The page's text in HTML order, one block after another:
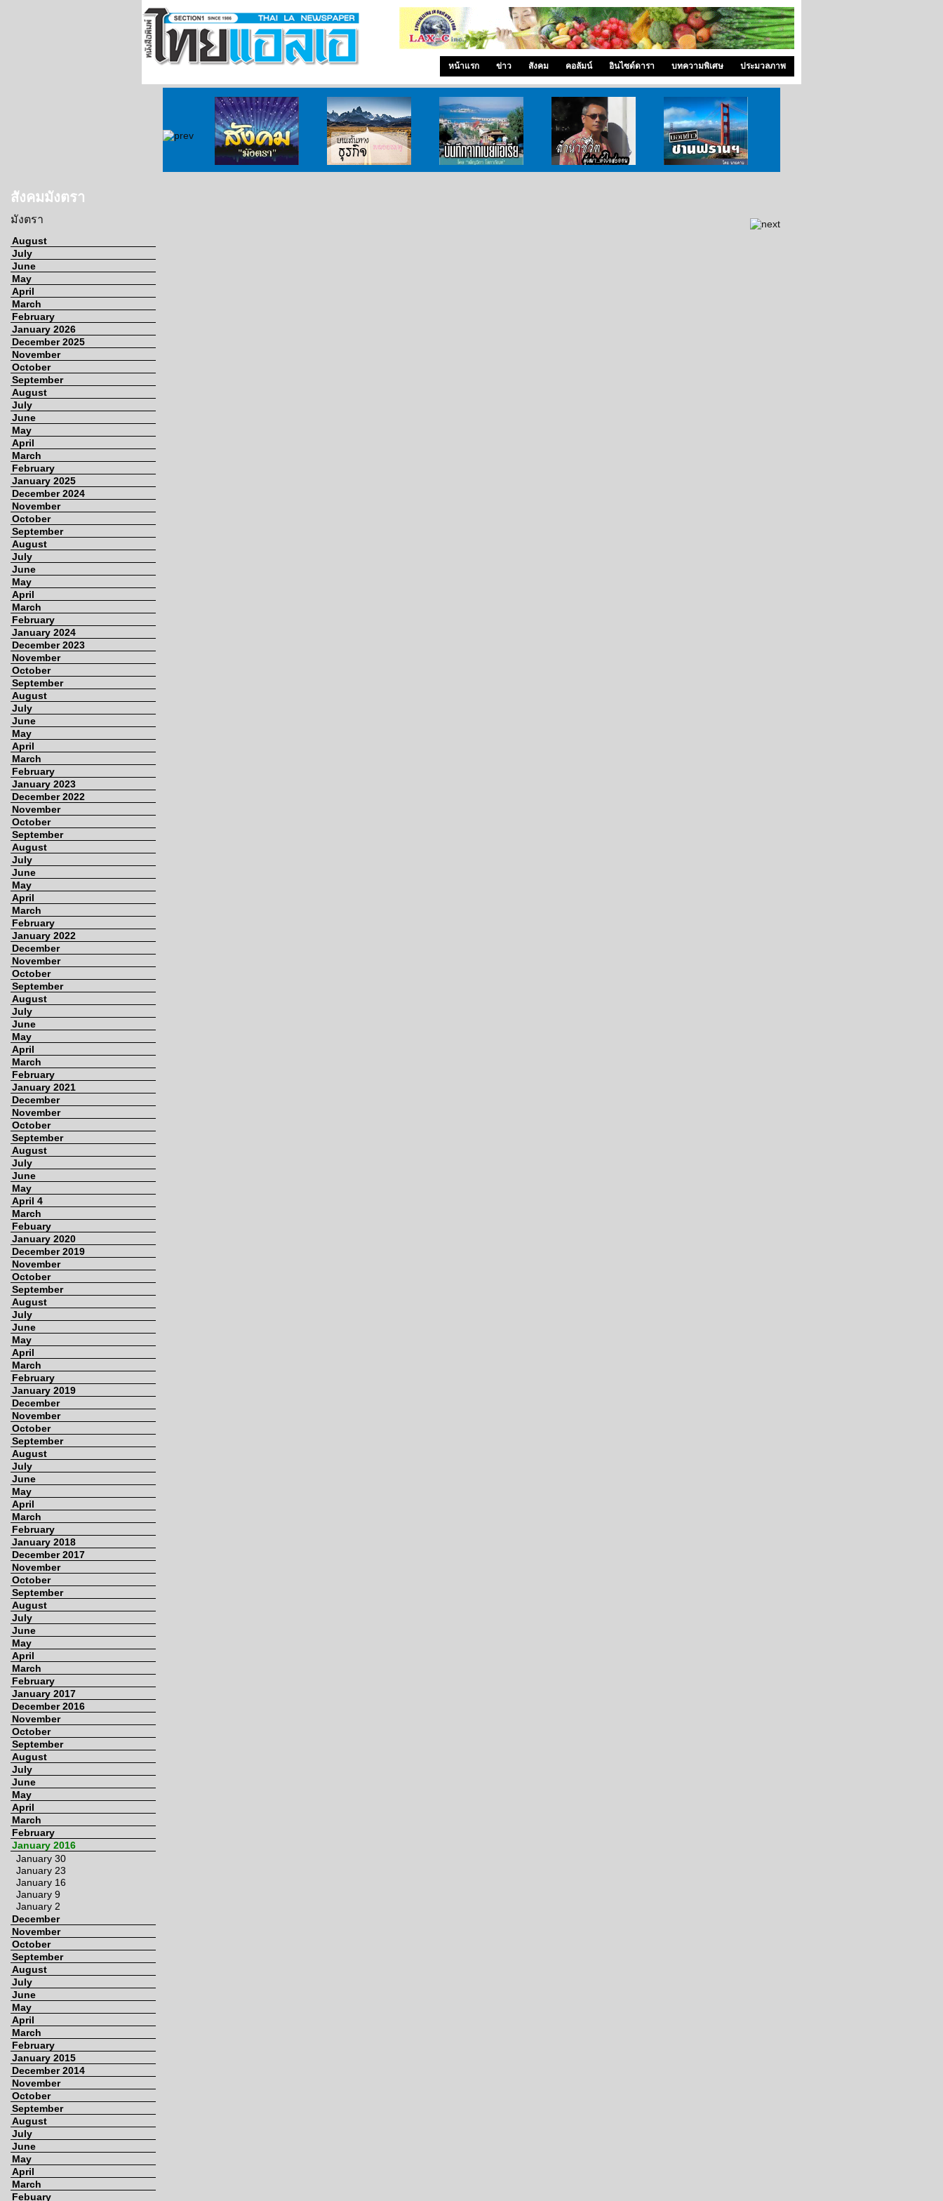
หน้าแรก ข่าว สังคม คอลัมน์ อินไซด์ดารา บทความพิเศษ ประมวลภาพ
ข่าวจากกงสุล สังคมมังตรา บนเส้นทางธุรกิจ บันทึกจากเบย์เอเรีย ลำนำ..ชีวิต บอกข่าว ซานฟราน ท่องไปใน San Francisco
สังคมมังตรา
มังตรา
August
July
June
May
April
March
February
January 2026
December 2025
November
October
September
August
July
June
May
April
March
February
January 2025
December 2024
November
October
September
August
July
June
May
April
March
February
January 2024
December 2023
November
October
September
August
July
June
May
April
March
February
January 2023
December 2022
November
October
September
August
July
June
May
April
March
February
January 2022
December
November
October
September
August
July
June
May
April
March
February
January 2021
December
November
October
September
August
July
June
May
April 4
March
Febuary
January 2020
December 2019
November
October
September
August
July
June
May
April
March
February
January 2019
December
November
October
September
August
July
June
May
April
March
February
January 2018
December 2017
November
October
September
August
July
June
May
April
March
February
January 2017
December 2016
November
October
September
August
July
June
May
April
March
February
January 2016
January 30
January 23
January 16
January 9
January 2
December
November
October
September
August
July
June
May
April
March
February
January 2015
December 2014
November
October
September
August
July
June
May
April
March
Febuary